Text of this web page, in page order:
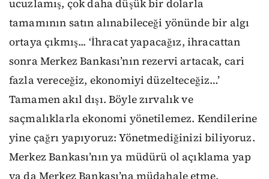
ucuzlamış, çok daha düşük bir dolarla
tamamının satın alınabileceği yönünde bir algı
ortaya çıkmış... ‘İhracat yapacağız, ihracattan
sonra Merkez Bankası’nın rezervi artacak, cari
fazla vereceğiz, ekonomiyi düzelteceğiz…’
Tamamen akıl dışı. Böyle zırvalık ve
saçmalıklarla ekonomi yönetilemez. Kendilerine
yine çağrı yapıyoruz: Yönetmediğinizi biliyoruz.
Merkez Bankası’nın ya müdürü ol açıklama yap
ya da Merkez Bankası’na müdahale etme.